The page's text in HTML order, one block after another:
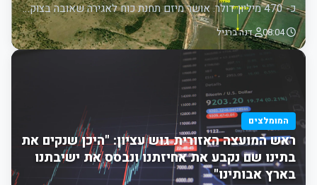
כ- 470 מיליון דולר. אושר מיזם תחנת כוח לאגירה שאובה בצוק…
08:04 דנה ברגיל
המומלצים
ראש המועצה האזורית גוש עציון: "היכן שנקים את
בתינו שם נקבע את אחיזתנו ונבסס את ישיבתנו
בארץ אבותינו"